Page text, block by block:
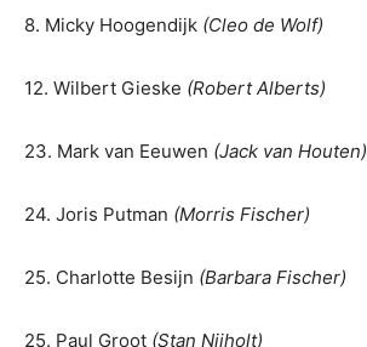
8. Micky Hoogendijk (Cleo de Wolf)
12. Wilbert Gieske (Robert Alberts)
23. Mark van Eeuwen (Jack van Houten)
24. Joris Putman (Morris Fischer)
25. Charlotte Besijn (Barbara Fischer)
25. Paul Groot (Stan Nijholt)